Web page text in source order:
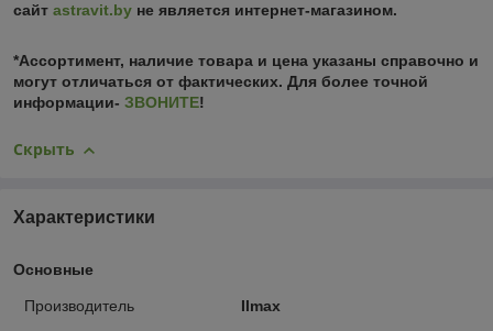
сайт astravit.by не является интернет-магазином.
*Ассортимент, наличие товара и цена указаны справочно и
могут отличаться от фактических. Для более точной
информации- ЗВОНИТЕ!
Скрыть
Характеристики
Основные
Производитель
Ilmax